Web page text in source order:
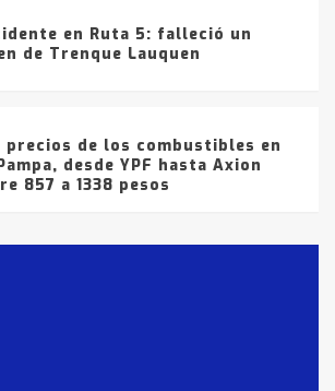
en Ruta 5: falleció un
de Trenque Lauquen
precios de los combustibles en
desde YPF hasta Axion
857 a 1338 pesos